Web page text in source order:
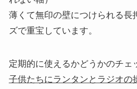
薄くて無印の壁につけられる長
ズで重宝しています。
定期的に使えるかどうかのチェ
子供たちにランタンとラジオの